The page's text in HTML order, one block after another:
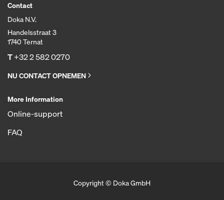
Contact
Doka N.V.
Handelsstraat 3
1740 Ternat
T+32 2 582 0270
NU CONTACT OPNEMEN
More Information
Online-support
FAQ
Copyright © Doka GmbH